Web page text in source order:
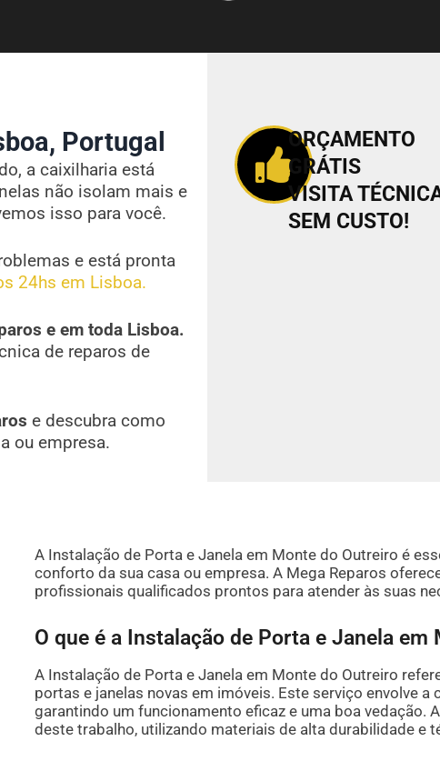
Portugal
a caixilharia está
não isolam mais e
isso para você.
e está pronta
24hs em Lisboa.
e em toda Lisboa.
de reparos de
e descubra como
ou empresa.
ORÇAMENTO
GRÁTIS
VISITA
SEM CUSTO!
A Instalação de Porta e Janela em Monte do Outreiro é
conforto da sua casa ou empresa. A Mega Reparos
profissionais qualificados prontos para atender às suas
O que é a Instalação de Porta e Janela em
A Instalação de Porta e Janela em Monte do Outreiro
portas e janelas novas em imóveis. Este serviço envolve
garantindo um funcionamento eficaz e uma boa vedação.
deste trabalho, utilizando materiais de alta durabilidade e